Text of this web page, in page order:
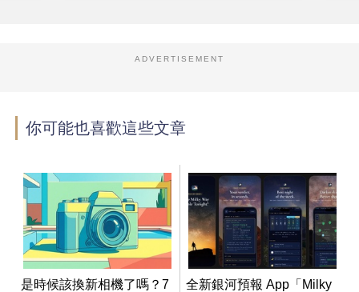
ADVERTISEMENT
你可能也喜歡這些文章
是時候該換新相機了嗎？7
全新銀河預報 App「Milky